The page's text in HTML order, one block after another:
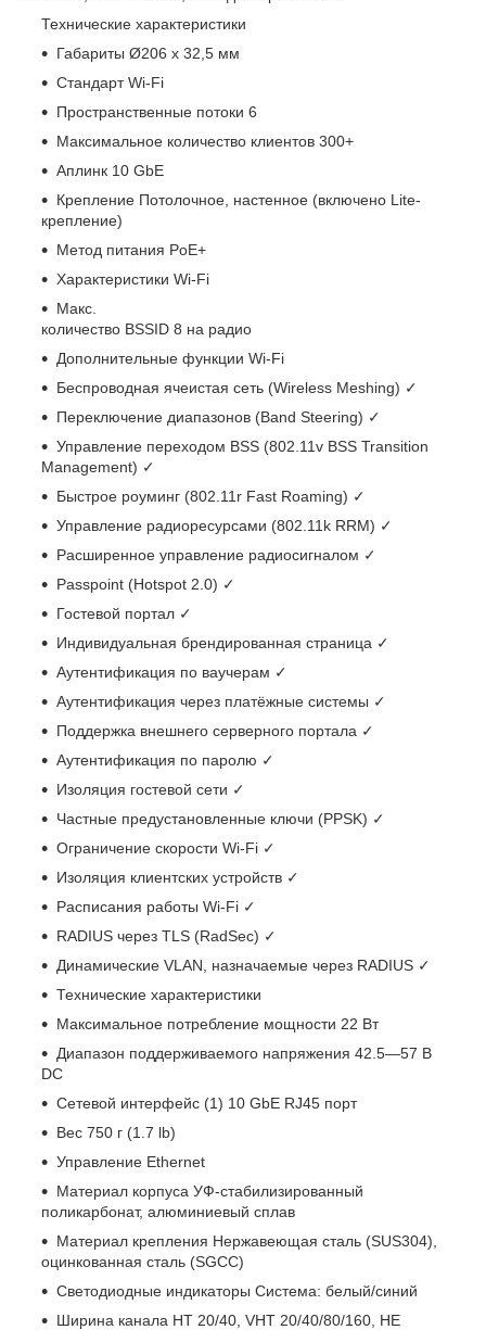
Технические характеристики
Габариты Ø206 x 32,5 мм
Стандарт Wi-Fi
Пространственные потоки 6
Максимальное количество клиентов 300+
Аплинк 10 GbE
Крепление Потолочное, настенное (включено Lite-
крепление)
Метод питания PoE+
Характеристики Wi-Fi
Макс.
количество BSSID 8 на радио
Дополнительные функции Wi-Fi
Беспроводная ячеистая сеть (Wireless Meshing) ✓
Переключение диапазонов (Band Steering) ✓
Управление переходом BSS (802.11v BSS Transition
Management) ✓
Быстрое роуминг (802.11r Fast Roaming) ✓
Управление радиоресурсами (802.11k RRM) ✓
Расширенное управление радиосигналом ✓
Passpoint (Hotspot 2.0) ✓
Гостевой портал ✓
Индивидуальная брендированная страница ✓
Аутентификация по ваучерам ✓
Аутентификация через платёжные системы ✓
Поддержка внешнего серверного портала ✓
Аутентификация по паролю ✓
Изоляция гостевой сети ✓
Частные предустановленные ключи (PPSK) ✓
Ограничение скорости Wi-Fi ✓
Изоляция клиентских устройств ✓
Расписания работы Wi-Fi ✓
RADIUS через TLS (RadSec) ✓
Динамические VLAN, назначаемые через RADIUS ✓
Технические характеристики
Максимальное потребление мощности 22 Вт
Диапазон поддерживаемого напряжения 42.5—57 В
DC
Сетевой интерфейс (1) 10 GbE RJ45 порт
Вес 750 г (1.7 lb)
Управление Ethernet
Материал корпуса УФ-стабилизированный
поликарбонат, алюминиевый сплав
Материал крепления Нержавеющая сталь (SUS304),
оцинкованная сталь (SGCC)
Светодиодные индикаторы Система: белый/синий
Ширина канала HT 20/40, VHT 20/40/80/160, HE